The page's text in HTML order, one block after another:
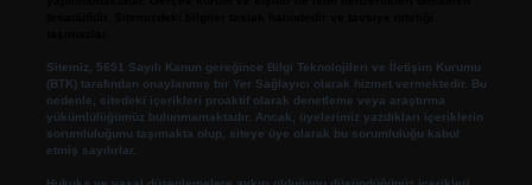
Sitemiz, 5651 Sayılı Kanun gereğince Bilgi Teknolojileri ve İletişim Kurumu
(BTK) tarafından onaylanmış bir Yer Sağlayıcı olarak hizmet vermektedir. Bu
nedenle, sitedeki içerikleri proaktif olarak denetleme veya araştırma
yükümlülüğümüz bulunmamaktadır. Ancak, üyelerimiz yazdıkları içeriklerin
sorumluluğunu taşımakta olup, siteye üye olarak bu sorumluluğu kabul
etmiş sayılırlar.